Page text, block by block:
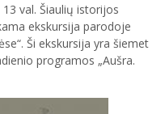
val. Šiaulių istorijos
ekskursija parodoje
Ši ekskursija yra šiemet
programos „Aušra.